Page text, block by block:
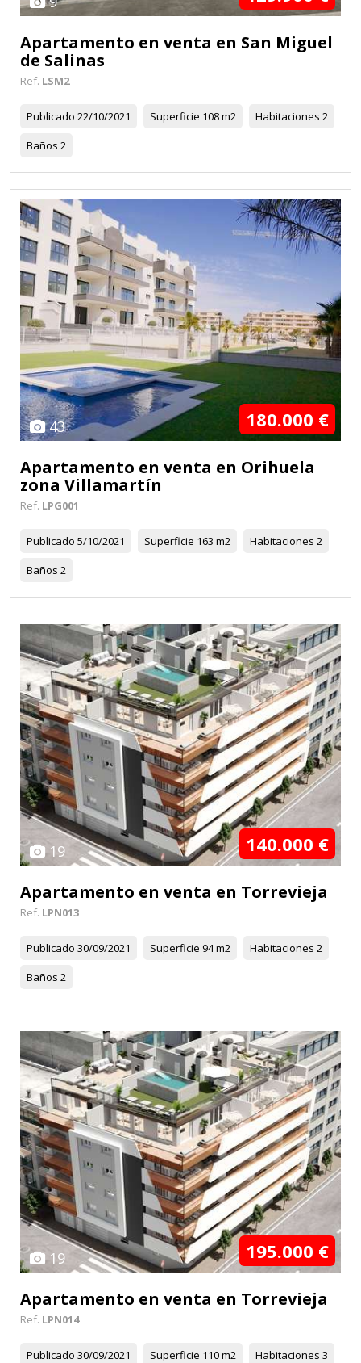
Apartamento en venta en San Miguel
de Salinas
Ref. LSM2
Publicado 22/10/2021 Superficie 108 m2 Habitaciones 2
Baños 2
43 180.000 €
Apartamento en venta en Orihuela
zona Villamartín
Ref. LPG001
Publicado 5/10/2021 Superficie 163 m2 Habitaciones 2
Baños 2
19 140.000 €
Apartamento en venta en Torrevieja
Ref. LPN013
Publicado 30/09/2021 Superficie 94 m2 Habitaciones 2
Baños 2
19 195.000 €
Apartamento en venta en Torrevieja
Ref. LPN014
Publicado 30/09/2021 Superficie 110 m2 Habitaciones 3